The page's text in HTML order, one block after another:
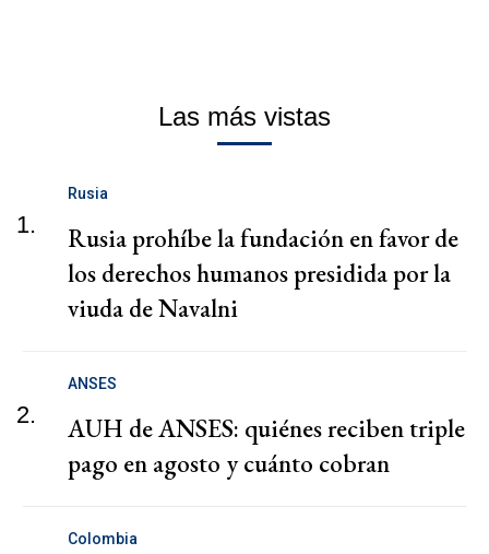
Las más vistas
1.
Rusia
Rusia prohíbe la fundación en favor de
los derechos humanos presidida por la
viuda de Navalni
2.
ANSES
AUH de ANSES: quiénes reciben triple
pago en agosto y cuánto cobran
Colombia